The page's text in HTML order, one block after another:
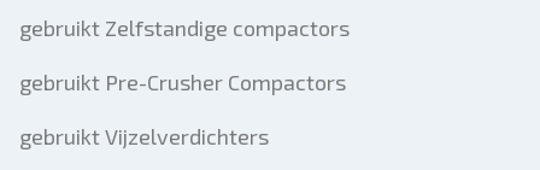
gebruikt Zelfstandige compactors
gebruikt Pre-Crusher Compactors
gebruikt Vijzelverdichters